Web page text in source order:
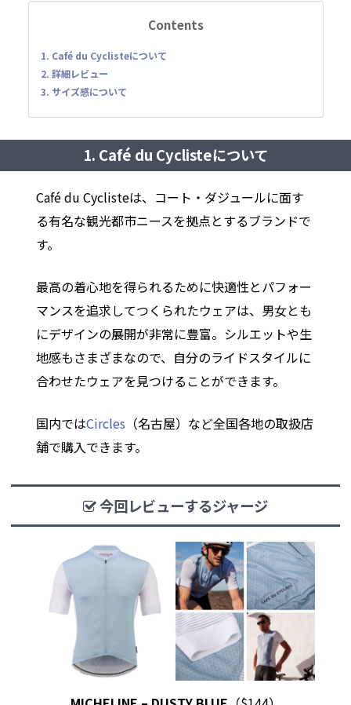
Contents
1. Café du Cyclisteについて
2. 詳細レビュー
3. サイズ感について
1. Café du Cyclisteについて
Café du Cyclisteは、コート・ダジュールに面す
る有名な観光都市ニースを拠点とするブランドで
す。
最高の着心地を得られるために快適性とパフォー
マンスを追求してつくられたウェアは、男女とも
にデザインの展開が非常に豊富。シルエットや生
地感もさまざまなので、自分のライドスタイルに
合わせたウェアを見つけることができます。
国内ではCircles （名古屋）など全国各地の取扱店
舗で購入できます。
今回レビューするジャージ